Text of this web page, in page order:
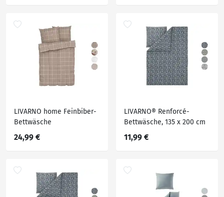
LIVARNO home Feinbiber-
Bettwäsche
24,99 €
LIVARNO® Renforcé-
Bettwäsche, 135 x 200 cm
11,99 €